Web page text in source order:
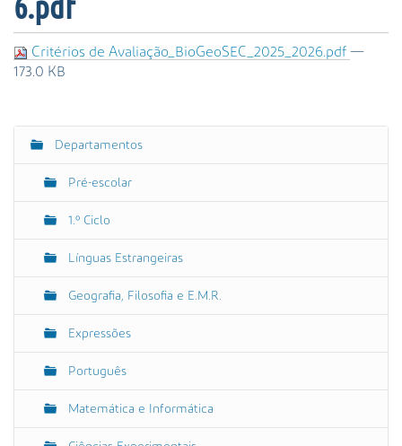
a
n
ç
a
Critérios de Avaliação_BioGeoSEC_2025_2026.pdf —
173.0 KB
N
Departamentos
Pré-escolar
1.º Ciclo
Línguas Estrangeiras
Geografia, Filosofia e E.M.R.
Expressões
Português
Matemática e Informática